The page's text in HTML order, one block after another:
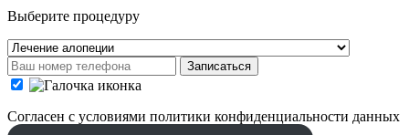
Выберите процедуру
Записаться
Cогласен с условиями политики конфиденциальности данных